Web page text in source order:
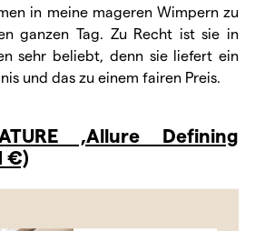
in meine mageren Wimpern zu
ganzen Tag. Zu Recht ist sie in
sehr beliebt, denn sie liefert ein
und das zu einem fairen Preis.
‚Allure Defining
€)